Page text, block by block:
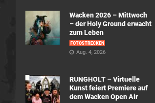
Wacken 2026 – Mittwoch
– der Holy Ground erwacht
zum Leben
FOTOSTRECKEN
Aug. 4, 2026
RUNGHOLT – Virtuelle
Kunst feiert Premiere auf
dem Wacken Open Air